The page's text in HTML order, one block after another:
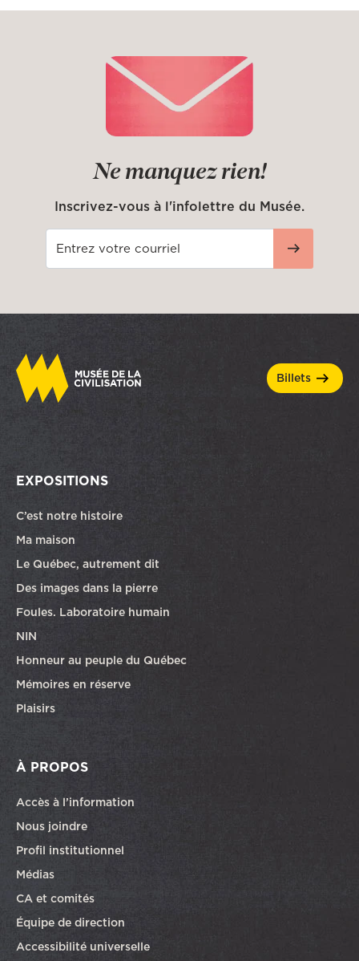
Ne manquez rien!
Inscrivez-vous à l'infolettre du Musée.
billets
EXPOSITIONS
C’est notre histoire
Ma maison
Le Québec, autrement dit
Des images dans la pierre
Foules. Laboratoire humain
NIN
Honneur au peuple du Québec
Mémoires en réserve
Plaisirs
À PROPOS
Accès à l’information
Nous joindre
Profil institutionnel
Médias
CA et comités
Équipe de direction
Accessibilité universelle